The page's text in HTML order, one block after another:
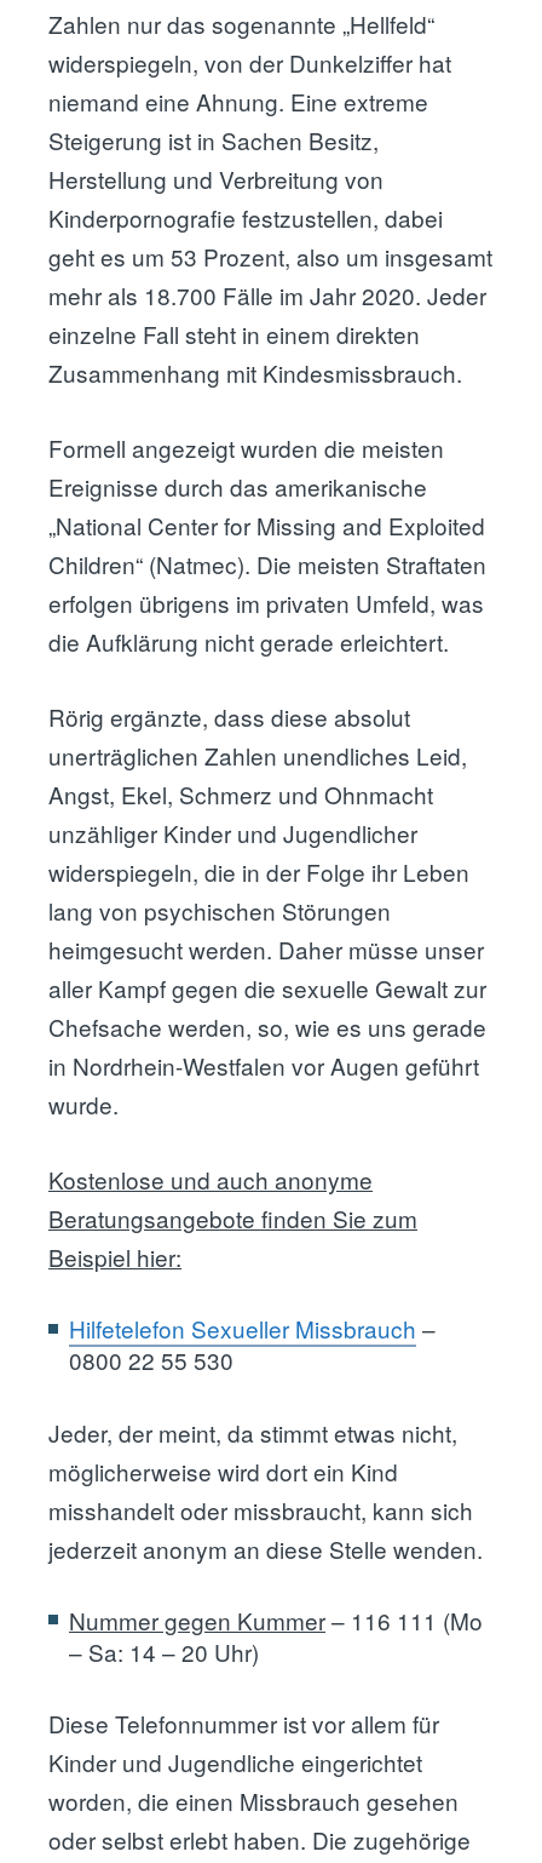
Zahlen nur das sogenannte „Hellfeld“
widerspiegeln, von der Dunkelziffer hat
niemand eine Ahnung. Eine extreme
Steigerung ist in Sachen Besitz,
Herstellung und Verbreitung von
Kinderpornografie festzustellen, dabei
geht es um 53 Prozent, also um insgesamt
mehr als 18.700 Fälle im Jahr 2020. Jeder
einzelne Fall steht in einem direkten
Zusammenhang mit Kindesmissbrauch.
Formell angezeigt wurden die meisten
Ereignisse durch das amerikanische
„National Center for Missing and Exploited
Children“ (Natmec). Die meisten Straftaten
erfolgen übrigens im privaten Umfeld, was
die Aufklärung nicht gerade erleichtert.
Rörig ergänzte, dass diese absolut
unerträglichen Zahlen unendliches Leid,
Angst, Ekel, Schmerz und Ohnmacht
unzähliger Kinder und Jugendlicher
widerspiegeln, die in der Folge ihr Leben
lang von psychischen Störungen
heimgesucht werden. Daher müsse unser
aller Kampf gegen die sexuelle Gewalt zur
Chefsache werden, so, wie es uns gerade
in Nordrhein-Westfalen vor Augen geführt
wurde.
Kostenlose und auch anonyme
Beratungsangebote finden Sie zum
Beispiel hier:
Hilfetelefon Sexueller Missbrauch –
0800 22 55 530
Jeder, der meint, da stimmt etwas nicht,
möglicherweise wird dort ein Kind
misshandelt oder missbraucht, kann sich
jederzeit anonym an diese Stelle wenden.
Nummer gegen Kummer– 116 111 (Mo
– Sa: 14 – 20 Uhr)
Diese Telefonnummer ist vor allem für
Kinder und Jugendliche eingerichtet
worden, die einen Missbrauch gesehen
oder selbst erlebt haben. Die zugehörige